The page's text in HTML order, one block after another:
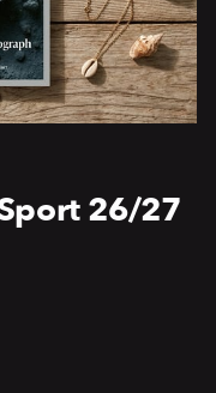
26/27